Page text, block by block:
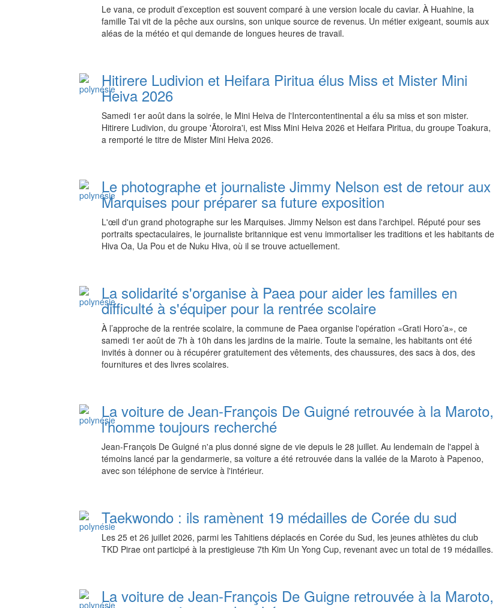
Le vana, ce produit d’exception est souvent comparé à une version locale du caviar. À Huahine, la
famille Tai vit de la pêche aux oursins, son unique source de revenus. Un métier exigeant, soumis aux
aléas de la météo et qui demande de longues heures de travail.
Hitirere Ludivion et Heifara Piritua élus Miss et Mister Mini
Heiva 2026
Samedi 1er août dans la soirée, le Mini Heiva de l'Intercontentinental a élu sa miss et son mister.
Hitirere Ludivion, du groupe 'Ātoroira'i, est Miss Mini Heiva 2026 et Heifara Piritua, du groupe Toakura,
a remporté le titre de Mister Mini Heiva 2026.
Le photographe et journaliste Jimmy Nelson est de retour aux
Marquises pour préparer sa future exposition
L'œil d'un grand photographe sur les Marquises. Jimmy Nelson est dans l'archipel. Réputé pour ses
portraits spectaculaires, le journaliste britannique est venu immortaliser les traditions et les habitants de
Hiva Oa, Ua Pou et de Nuku Hiva, où il se trouve actuellement.
La solidarité s'organise à Paea pour aider les familles en
difficulté à s'équiper pour la rentrée scolaire
À l’approche de la rentrée scolaire, la commune de Paea organise l'opération «Grati Horo’a», ce
samedi 1er août de 7h à 10h dans les jardins de la mairie. Toute la semaine, les habitants ont été
invités à donner ou à récupérer gratuitement des vêtements, des chaussures, des sacs à dos, des
fournitures et des livres scolaires.
La voiture de Jean-François De Guigné retrouvée à la Maroto,
l'homme toujours recherché
Jean-François De Guigné n'a plus donné signe de vie depuis le 28 juillet. Au lendemain de l'appel à
témoins lancé par la gendarmerie, sa voiture a été retrouvée dans la vallée de la Maroto à Papenoo,
avec son téléphone de service à l'intérieur.
Taekwondo : ils ramènent 19 médailles de Corée du sud
Les 25 et 26 juillet 2026, parmi les Tahitiens déplacés en Corée du Sud, les jeunes athlètes du club
TKD Pirae ont participé à la prestigieuse 7th Kim Un Yong Cup, revenant avec un total de 19 médailles.
La voiture de Jean-François De Guigne retrouvée à la Maroto,